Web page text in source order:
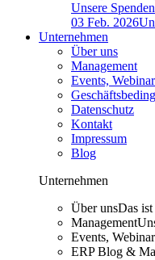
Unsere
03 Feb. 2026
Unternehmen
Über uns
Management
Events,
Datenschutz
Kontakt
Impressum
Blog
Unternehmen
Über unsDas ist
Management
Events,
ERP Blog &